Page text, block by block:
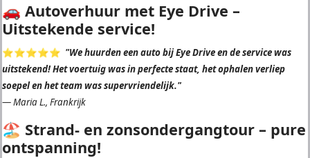
🚗 Autoverhuur met Eye Drive –
Uitstekende service!
⭐️⭐️⭐️⭐️⭐️ "We huurden een auto bij Eye Drive en de service was
uitstekend! Het voertuig was in perfecte staat, het ophalen verliep
soepel en het team was supervriendelijk."
—Maria L., Frankrijk
🏖 Strand- en zonsondergangtour – pure
ontspanning!